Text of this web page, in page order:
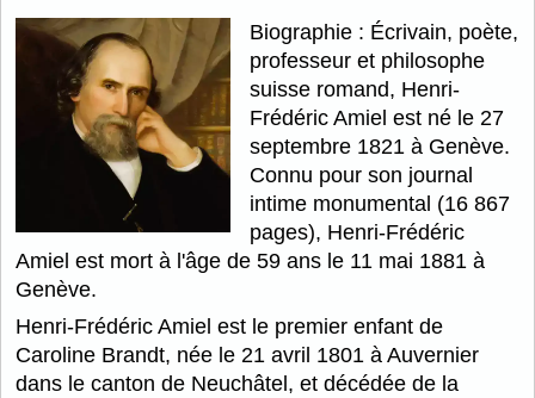
Biographie : Écrivain, poète,
professeur et philosophe
suisse romand, Henri-
Frédéric Amiel est né le 27
septembre 1821 à Genève.
Connu pour son journal
intime monumental (16 867
pages), Henri-Frédéric
Amiel est mort à l'âge de 59 ans le 11 mai 1881 à
Genève.
Henri-Frédéric Amiel est le premier enfant de
Caroline Brandt, née le 21 avril 1801 à Auvernier
dans le canton de Neuchâtel, et décédée de la